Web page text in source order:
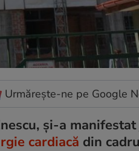
Urmărește-ne pe Google
și-a
cardiacă din